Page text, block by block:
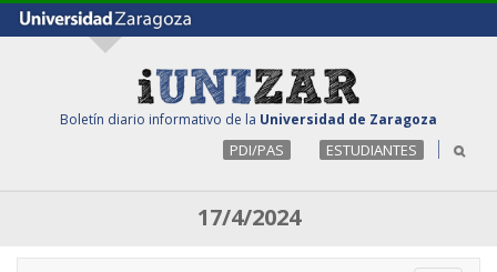
Boletín diario informativo de la Universidad de Zaragoza
PDI/PAS ESTUDIANTES
17/4/2024